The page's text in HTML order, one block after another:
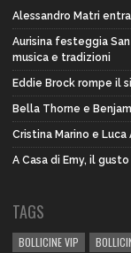
Alessandro Matri
Aurisina festeggia
musica e tradizioni
Eddie Brock rompe il
Bella Thorne e
Cristina Marino e
A Casa di Emy, il
TAGS
BOLLICINE VIP